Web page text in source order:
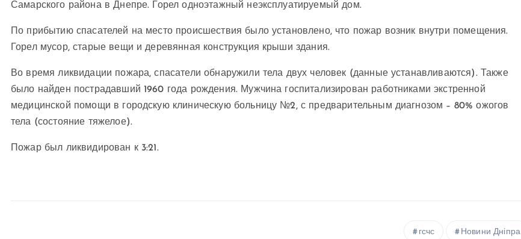
Самарского района в Днепре. Горел одноэтажный неэксплуатируемый дом.
По прибытию спасателей на место происшествия было установлено, что пожар возник внутри помещения.
Горел мусор, старые вещи и деревянная конструкция крыши здания.
Во время ликвидации пожара, спасатели обнаружили тела двух человек (данные устанавливаются). Также
было найден пострадавший 1960 года рождения. Мужчина госпитализирован работниками экстренной
медицинской помощи в городскую клиническую больницу №2, с предварительным диагнозом – 80% ожогов
тела (состояние тяжелое).
Пожар был ликвидирован к 3:21.
гсчс Новини Дніпра